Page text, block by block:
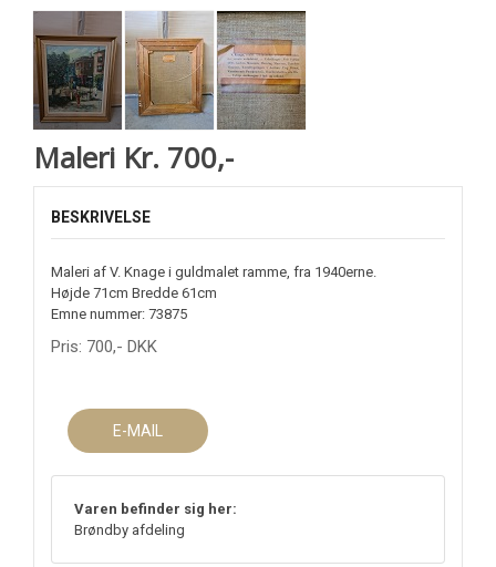
Maleri Kr. 700,-
BESKRIVELSE
Maleri af V. Knage i guldmalet ramme, fra 1940erne.
Højde 71cm Bredde 61cm
Emne nummer: 73875
Pris: 700,- DKK
E-MAIL
Varen befinder sig her:
Brøndby afdeling